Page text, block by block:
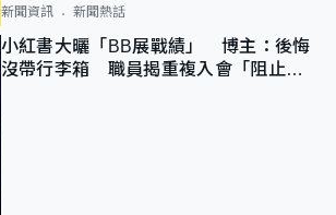
新聞資訊 新聞熱話
小紅書大曬「BB展戰績」 博主：後悔
沒帶行李箱 職員揭重複入會「阻止唔